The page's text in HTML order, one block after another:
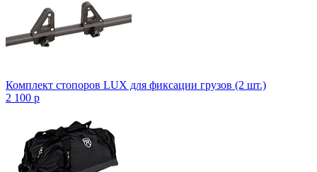
Комплект стопоров LUX для фиксации грузов (2 шт.)
2 100 p